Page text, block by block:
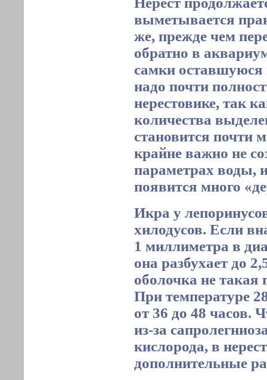
выметывается
же, прежде чем
обратно в
самки оставшуюся
надо почти
нерестовике, так
количества
становится почти
крайне важно не
параметрах воды,
появится много
Икра у
хилодусов. Если
1 миллиметра в
она разбухает до
оболочка не такая
При температуре
от 36 до 48 часов.
из-за
кислорода, в
дополнительные